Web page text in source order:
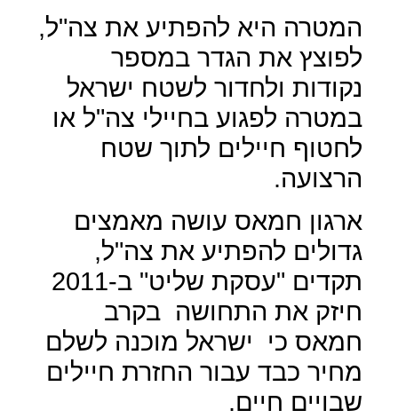
המטרה היא להפתיע את צה"ל,
לפוצץ את הגדר במספר
נקודות ולחדור לשטח ישראל
במטרה לפגוע בחיילי צה"ל או
לחטוף חיילים לתוך שטח
הרצועה.
ארגון חמאס עושה מאמצים
גדולים להפתיע את צה"ל,
תקדים "עסקת שליט" ב-2011
חיזק את התחושה בקרב
חמאס כי
ישראל מוכנה לשלם
מחיר כבד עבור החזרת חיילים
שבויים חיים.